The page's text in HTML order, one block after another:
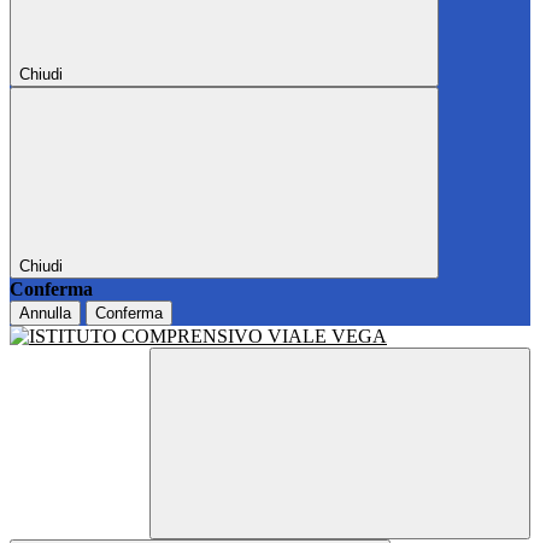
Chiudi
Chiudi
Conferma
Annulla Conferma